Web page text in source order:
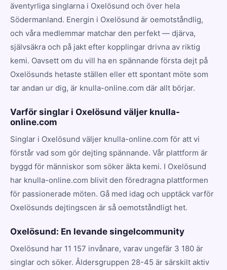
äventyrliga singlarna i Oxelösund och över hela
Södermanland. Energin i Oxelösund är oemotståndlig,
och våra medlemmar matchar den perfekt — djärva,
självsäkra och på jakt efter kopplingar drivna av riktig
kemi. Oavsett om du vill ha en spännande första dejt på
Oxelösunds hetaste ställen eller ett spontant möte som
tar andan ur dig, är knulla-online.com där allt börjar.
Varför singlar i Oxelösund väljer knulla-
online.com
Singlar i Oxelösund väljer knulla-online.com för att vi
förstår vad som gör dejting spännande. Vår plattform är
byggd för människor som söker äkta kemi. I Oxelösund
har knulla-online.com blivit den föredragna plattformen
för passionerade möten. Gå med idag och upptäck varför
Oxelösunds dejtingscen är så oemotståndligt het.
Oxelösund: En levande singelcommunity
Oxelösund har 11 157 invånare, varav ungefär 3 180 är
singlar och söker. Åldersgruppen 28-45 är särskilt aktiv